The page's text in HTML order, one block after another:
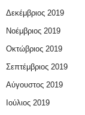
Δεκέμβριος 2019
Νοέμβριος 2019
Οκτώβριος 2019
Σεπτέμβριος 2019
Αύγουστος 2019
Ιούλιος 2019